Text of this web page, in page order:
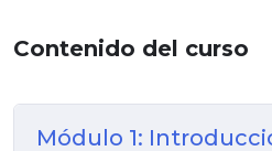
adecuadas para la creación
sumergirás en la creación
Contenido del curso
Módulo 1: